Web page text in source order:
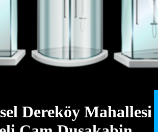
Dereköy Mahallesi